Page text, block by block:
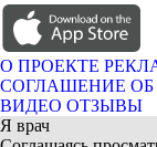
О ПРОЕКТЕ
СОГЛАШЕНИЕ
ВИДЕО ОТЗЫВЫ
Я врач